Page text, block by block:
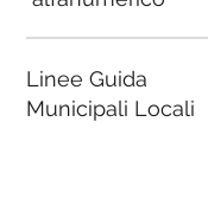
Linee Guida
Municipali Locali